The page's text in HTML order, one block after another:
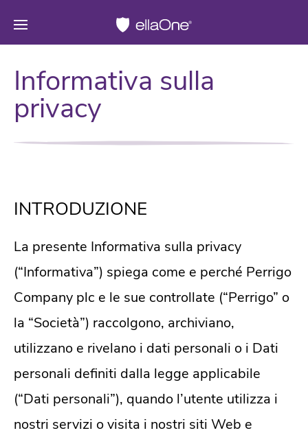
Informativa sulla
privacy
INTRODUZIONE
La presente Informativa sulla privacy
(“Informativa”) spiega come e perché Perrigo
Company plc e le sue controllate (“Perrigo” o
la “Società”) raccolgono, archiviano,
utilizzano e rivelano i dati personali o i Dati
personali definiti dalla legge applicabile
(“Dati personali”), quando l’utente utilizza i
nostri servizi o visita i nostri siti Web e